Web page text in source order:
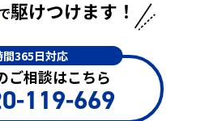
駆けつけます！
間365日対応
ご相談はこちら
119-669